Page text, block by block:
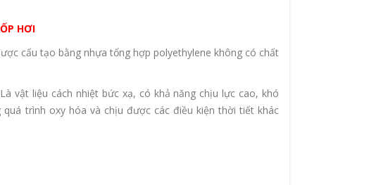
HƠI
cấu tạo bằng nhựa tổng hợp polyethylene không có chất
vật liệu cách nhiệt bức xạ, có khả năng chịu lực cao, khó
trình oxy hóa và chịu được các điều kiện thời tiết khác